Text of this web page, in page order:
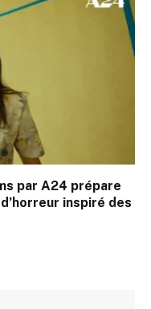
par A24 prépare
inspiré des